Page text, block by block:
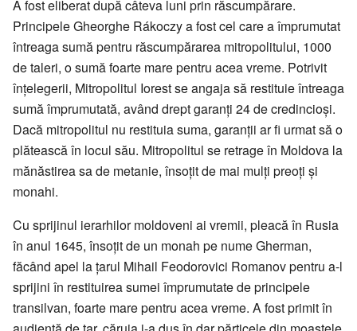
A fost eliberat după câteva luni prin răscumpărare.
Principele Gheorghe Rákoczy a fost cel care a împrumutat
întreaga sumă pentru răscumpărarea mitropolitului, 1000
de taleri, o sumă foarte mare pentru acea vreme. Potrivit
înțelegerii, Mitropolitul Iorest se angaja să restituie întreaga
sumă împrumutată, având drept garanți 24 de credincioși.
Dacă mitropolitul nu restituia suma, garanții ar fi urmat să o
plătească în locul său. Mitropolitul se retrage în Moldova la
mănăstirea sa de metanie, însoțit de mai mulți preoți și
monahi.
Cu sprijinul ierarhilor moldoveni ai vremii, pleacă în Rusia
în anul 1645, însoțit de un monah pe nume Gherman,
făcând apel la țarul Mihail Feodorovici Romanov pentru a-l
sprijini în restituirea sumei împrumutate de principele
transilvan, foarte mare pentru acea vreme. A fost primit în